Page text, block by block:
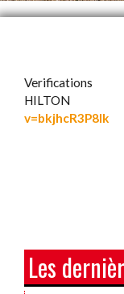
v=bkjhcR3P8Ik
Les